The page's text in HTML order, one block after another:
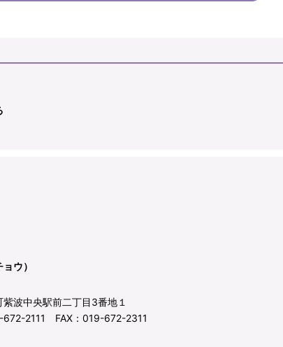
ウ）
波中央駅前二丁目3番地１
672-2111 FAX：019-672-2311